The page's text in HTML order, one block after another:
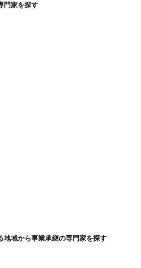
門家を探す
地域から事業承継の専門家を探す